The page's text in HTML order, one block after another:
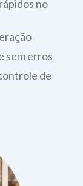
erros
de